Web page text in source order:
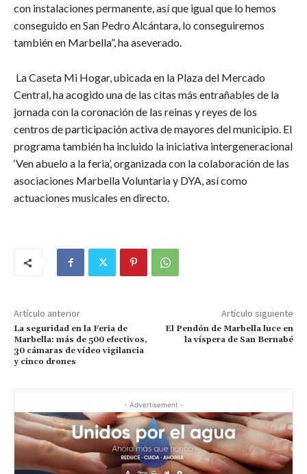
con instalaciones permanente, así que igual que lo hemos
conseguido en San Pedro Alcántara, lo conseguiremos
también en Marbella”, ha aseverado.
​La Caseta Mi Hogar, ubicada en la Plaza del Mercado
Central, ha acogido una de las citas más entrañables de la
jornada con la coronación de las reinas y reyes de los
centros de participación activa de mayores del municipio. El
programa también ha incluido la iniciativa intergeneracional
‘Ven abuelo a la feria’, organizada con la colaboración de las
asociaciones Marbella Voluntaria y DYA, así como
actuaciones musicales en directo.
Artículo anterior
La seguridad en la Feria de
Marbella: más de 500 efectivos,
30 cámaras de vídeo vigilancia
y cinco drones
Artículo siguiente
El Pendón de Marbella luce en
la víspera de San Bernabé
- Advertisement -